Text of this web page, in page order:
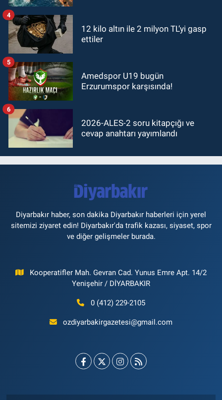
12 kilo altın ile 2 milyon TL’yi gasp
ettiler
4
Amedspor U19 bugün
Erzurumspor karşısında!
5
2026-ALES-2 soru kitapçığı ve
cevap anahtarı yayımlandı
6
Diyarbakır haber, son dakika Diyarbakır haberleri için yerel
sitemizi ziyaret edin! Diyarbakır'da trafik kazası, siyaset, spor
ve diğer gelişmeler burada.
Kooperatifler Mah. Gevran Cad. Yunus Emre Apt. 14/2
Yenişehir / DİYARBAKIR
0 (412) 229-2105
ozdiyarbakirgazetesi@gmail.com